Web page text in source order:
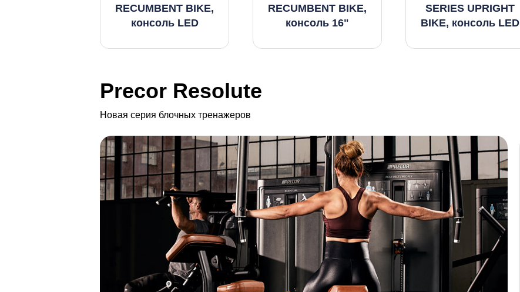
RECUMBENT BIKE,
консоль LED
RECUMBENT BIKE,
консоль 16"
SERIES UPRIGHT
BIKE, консоль LED
Precor Resolute
Новая серия блочных тренажеров
Силовой тренажер Жим от груди